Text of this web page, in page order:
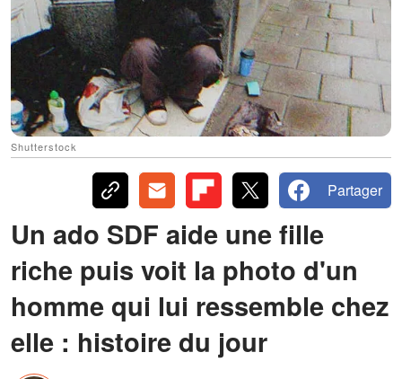
Shutterstock
Partager
Un ado SDF aide une fille
riche puis voit la photo d'un
homme qui lui ressemble chez
elle : histoire du jour